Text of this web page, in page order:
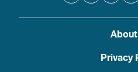
Privacy